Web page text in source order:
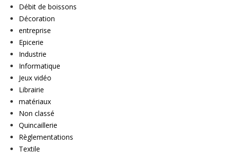
Débit de boissons
Décoration
entreprise
Epicerie
Industrie
Informatique
Jeux vidéo
Librairie
matériaux
Non classé
Quincaillerie
Règlementations
Textile